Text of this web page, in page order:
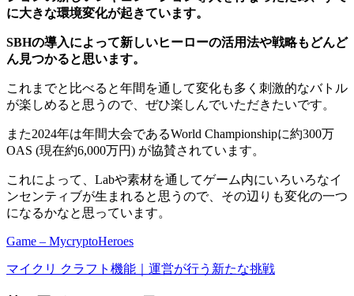
に大きな環境変化が起きています。
SBHの導入によって新しいヒーローの活用法や戦略もどんど
ん見つかると思います。
これまでと比べると年間を通して変化も多く刺激的なバトル
が楽しめると思うので、ぜひ楽しんでいただきたいです。
また2024年は年間大会であるWorld Championshipに約300万
OAS (現在約6,000万円) が協賛されています。
これによって、 Labや素材を通してゲーム内にいろいろなイ
ンセンティブが生まれる と思うので、その辺りも変化の一つ
になるかなと思っています。
Game – MycryptoHeroes
マイクリ クラフト機能｜運営が行う新たな挑戦